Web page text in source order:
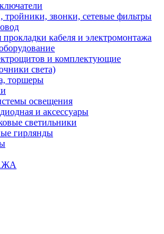
тройники, звонки, сетевые фильтры
прокладки кабеля и электромонтажа
и комплектующие
света)
торшеры
освещения
и аксессуары
светильники
гирлянды